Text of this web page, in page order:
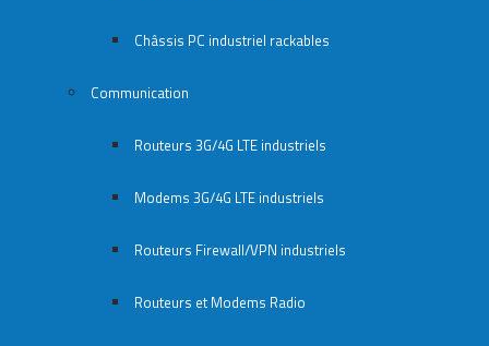
Châssis PC industriel rackables​
Communication
Routeurs 3G/4G LTE industriels
Modems 3G/4G LTE industriels
Routeurs Firewall/VPN industriels
Routeurs et Modems Radio